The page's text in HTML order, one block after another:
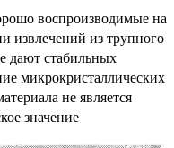
воспроизводимые на
извлечений из трупного
дают стабильных
микрокристаллических
не является
значение